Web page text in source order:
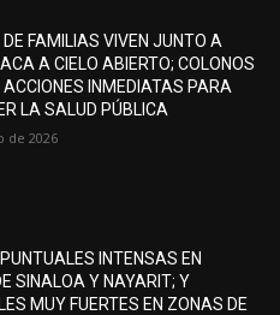
DE FAMILIAS VIVEN JUNTO A
A CIELO ABIERTO; COLONOS
ACCIONES INMEDIATAS PARA
LA SALUD PÚBLICA
de 2026
INTENSAS EN
SINALOA Y NAYARIT; Y
MUY FUERTES EN ZONAS DE